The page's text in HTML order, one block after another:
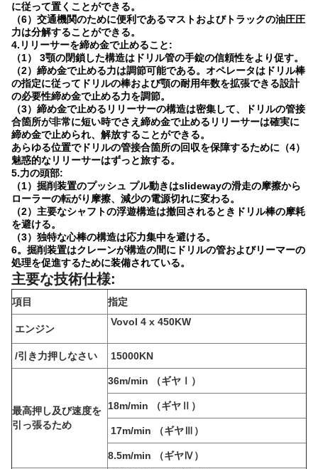
に従って置くことができる。
（6）交通機関のために便利であるマストおよびトラックの油圧圧
力は分解することができる。
4.リリーサーを締め金で止めること:
（1） 3顎の閉鎖した構造はドリル管の手錠の信頼性をより促す。
（2）締め金で止める力は調節可能である。オペレータはドリル棒
の指定に従ってドリルの棒および顎の耐用年数を拡張できる設計
の必要性締め金で止める力を調節。
（3）締め金で止めるリリーサーの構造は密集して、ドリルの管接
合箇所が非常に短い時でさえ締め金で止めるリリーサーは確実に
締め金で止められ、解放することができる。
あらゆる位置でドリルの管接合箇所の回収を保障するために（4）
魅惑的なリリーサーはずっと旅する。
5.力の頭部:
（1）掘削装置のプッシュ プル動きはslidewayの滑走の摩擦から
ローラーの転がり摩擦、減少の電源切れに変わる。
（2）主要なシャフトの浮遊構造は撤回されるときドリル棒の摩耗
を避ける。
（3）独特な心棒の構造は応力集中を避ける。
6。掘削装置はクレーンが構造の間にドリルの管およびリーマーの
処理を促進するために装備されている。
主要な技術仕様:
項目 指定
エンジン
Vovol 4 x 450KW
/引き力押しなさい 15000KN
最高押し及び速度を
引っ張るため
36m/min （ギヤⅠ）
18m/min （ギヤⅡ）
17m/min （ギヤⅢ）
8.5m/min （ギヤⅣ）